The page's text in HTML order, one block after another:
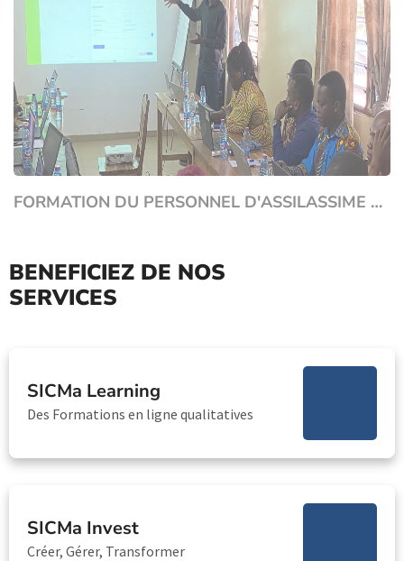
FORMATION DU PERSONNEL D'ASSILASSIME SUR LE LOGICIEL DE GESTION DES PLAINTES DÉVELOPPÉ PAR SICMA ET ASSOCIÉS
BENEFICIEZ DE NOS
SERVICES
SICMa Learning
Des Formations en ligne qualitatives
SICMa Invest
Créer, Gérer, Transformer